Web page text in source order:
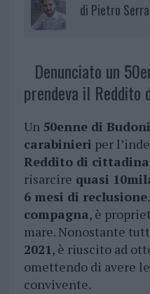
di Pietro Serra
Denunciato un
prendeva il Reddito
Un 50enne di Budoni
carabinieri per
Reddito di
risarcire quasi
6 mesi di reclusione
compagna, è
mare. Nonostante
2021, è riuscito ad
omettendo di avere
convivente.